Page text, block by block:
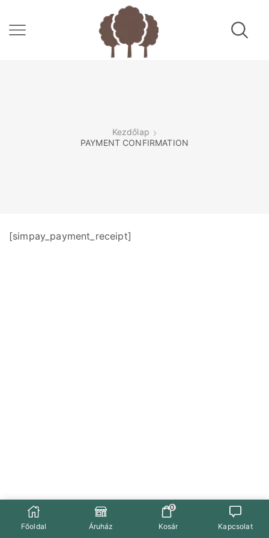
Kezdőlap
PAYMENT CONFIRMATION
[simpay_payment_receipt]
Főoldal Áruház
0
Kosár Kapcsolat